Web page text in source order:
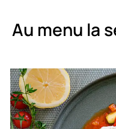
Au menu la